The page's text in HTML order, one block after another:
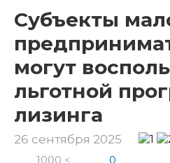
Субъекты
могут
льготной
лизинга
26 сентября 2025
1000 < 0